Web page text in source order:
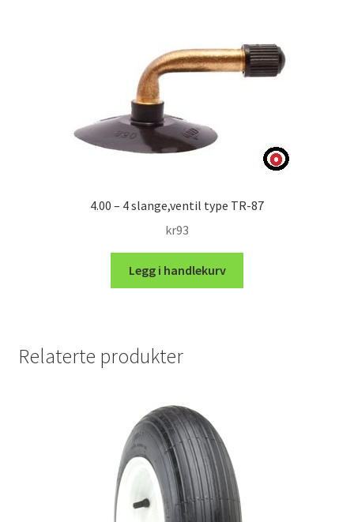
4.00 – 4 slange,ventil type TR-87
kr93
Legg i handlekurv
Relaterte produkter